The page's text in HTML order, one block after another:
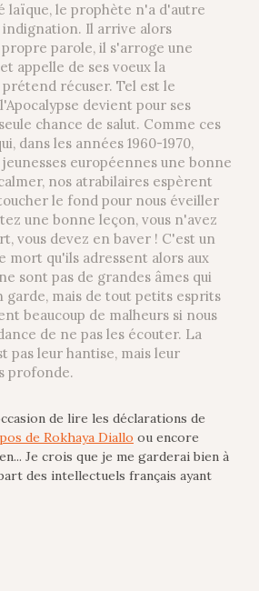
laïque, le prophète n'a d'autre
indignation. Il arrive alors
parole, il s'arroge une
appelle de ses voeux la
récuser. Tel est le
devient pour ses
chance de salut. Comme ces
dans les années 1960-1970,
européennes une bonne
nos atrabilaires espèrent
le fond pour nous éveiller
une bonne leçon, vous n'avez
vous devez en baver ! C'est un
mort qu'ils adressent alors aux
sont pas de grandes âmes qui
garde, mais de tout petits esprits
beaucoup de malheurs si nous
de ne pas les écouter. La
pas leur hantise, mais leur
profonde.
de lire les déclarations de
de Rokhaya Diallo ou encore
Je crois que je me garderai bien à
des intellectuels français ayant